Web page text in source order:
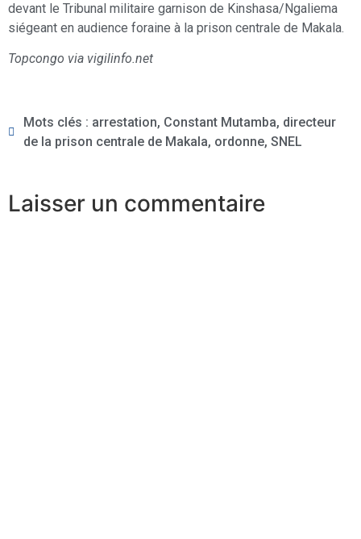
devant le Tribunal militaire garnison de Kinshasa/Ngaliema
siégeant en audience foraine à la prison centrale de Makala.
Topcongo via vigilinfo.net
Mots clés : arrestation, Constant Mutamba, directeur
de la prison centrale de Makala, ordonne, SNEL
Laisser un commentaire